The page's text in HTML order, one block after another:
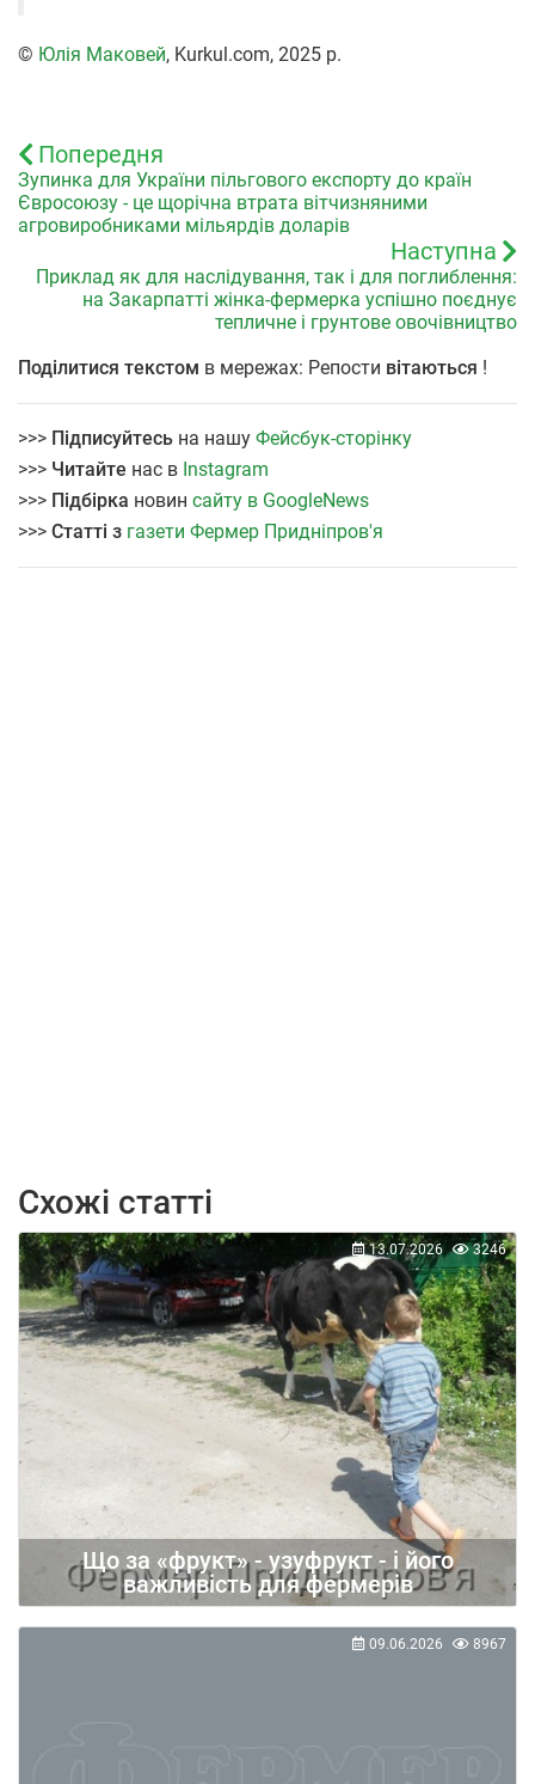
© Юлія Маковей, Kurkul.com, 2025 р.
Попередня
Зупинка для України пільгового експорту до країн
Євросоюзу - це щорічна втрата вітчизняними
агровиробниками мільярдів доларів
Наступна
Приклад як для наслідування, так і для поглиблення:
на Закарпатті жінка-фермерка успішно поєднує
тепличне і грунтове овочівництво
Поділитися текстом в мережах: Репости вітаються !
>>> Підписуйтесь на нашу Фейсбук-сторінку
>>> Читайте нас в Instagram
>>> Підбірка новин сайту в GoogleNews
>>> Статті з газети Фермер Придніпров'я
Схожі статті
Що за «фрукт» - узуфрукт - і його
важливість для фермерів
13.07.2026 3246
09.06.2026 8967